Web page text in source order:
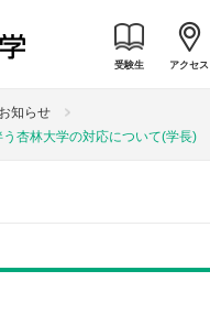
受験生 アクセス
お知らせ
杏林大学の対応について(学長)